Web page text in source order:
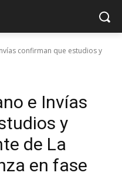
confirman que estudios y
e Invías
y
de La
en fase